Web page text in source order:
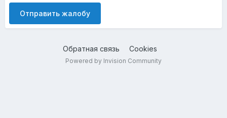
Отправить жалобу
Обратная связь Cookies
Powered by Invision Community